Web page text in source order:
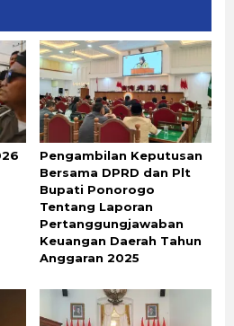
Pengambilan Keputusan
Bersama DPRD dan Plt
Bupati Ponorogo
Tentang Laporan
Pertanggungjawaban
Keuangan Daerah Tahun
Anggaran 2025